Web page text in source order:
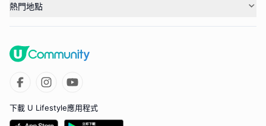
熱門地點
下載 U Lifestyle應用程式